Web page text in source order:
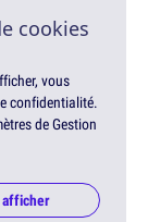
cookies
vous
confidentialité.
de Gestion
afficher